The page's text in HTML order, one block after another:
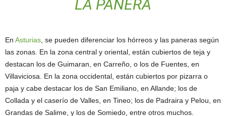
LA PANERA
En Asturias, se pueden diferenciar los hórreos y las paneras según
las zonas. En la zona central y oriental, están cubiertos de teja y
destacan los de Guimaran, en Carreño, o los de Fuentes, en
Villaviciosa. En la zona occidental, están cubiertos por pizarra o
paja y cabe destacar los de San Emiliano, en Allande; los de
Collada y el caserío de Valles, en Tineo; los de Padraira y Pelou, en
Grandas de Salime, y los de Somiedo, entre otros muchos.